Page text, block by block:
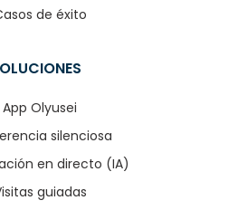
de éxito
App Olyusei
silenciosa
en directo (IA)
guiadas